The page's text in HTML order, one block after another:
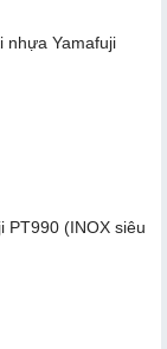
nhựa Yamafuji
PT990 (INOX siêu